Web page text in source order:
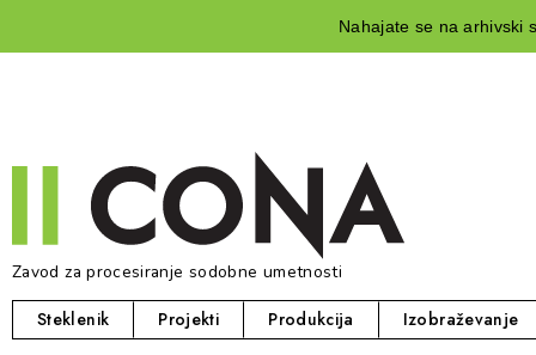
Zavod za procesiranje sodobne umetnosti
Steklenik Projekti Produkcija Izobraževanje
Nahajate se na arhivski